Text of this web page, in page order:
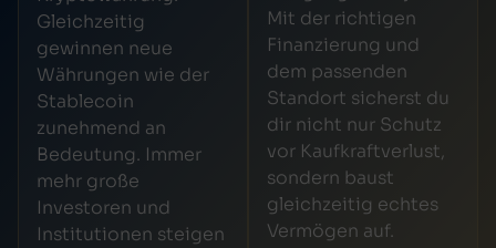
Gleichzeitig
gewinnen neue
Währungen wie der
Stablecoin
zunehmend an
Bedeutung. Immer
mehr große
Investoren und
Institutionen steigen
Mit der richtigen
Finanzierung und
dem passenden
Standort sicherst du
dir nicht nur Schutz
vor Kaufkraftverlust,
sondern baust
gleichzeitig echtes
Vermögen auf.